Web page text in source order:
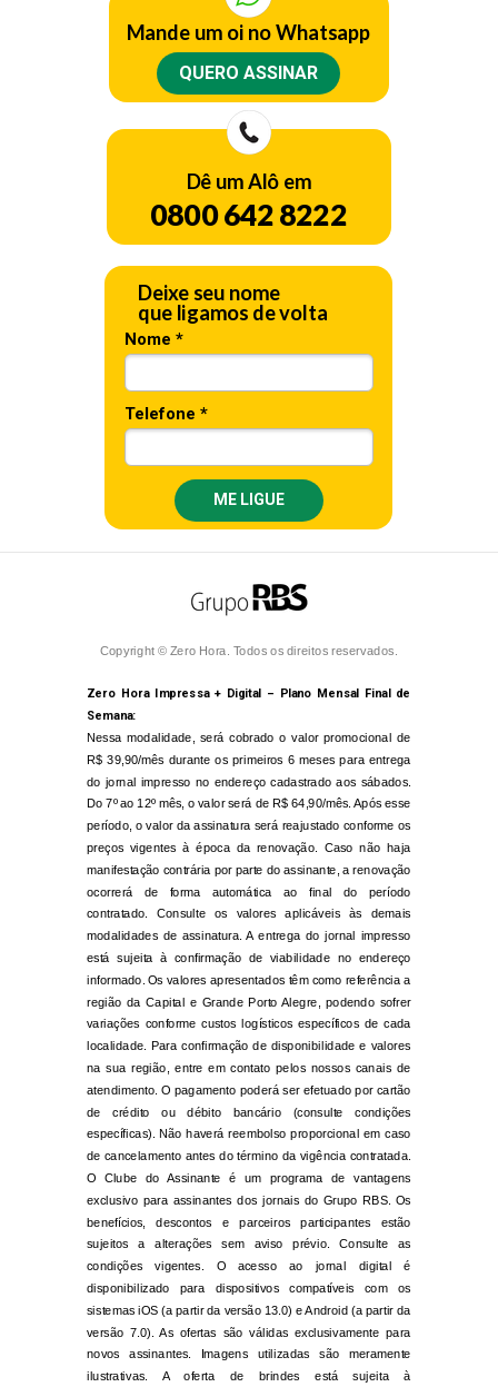
Zero Hora Impressa + Digital – Plano Mensal Final de
Semana:
Nessa modalidade, será cobrado o valor promocional de
R$ 39,90/mês durante os primeiros 6 meses para entrega
do jornal impresso no endereço cadastrado aos sábados.
Do 7º ao 12º mês, o valor será de R$ 64,90/mês. Após esse
período, o valor da assinatura será reajustado conforme os
preços vigentes à época da renovação. Caso não haja
manifestação contrária por parte do assinante, a renovação
ocorrerá de forma automática ao final do período
contratado. Consulte os valores aplicáveis às demais
modalidades de assinatura. A entrega do jornal impresso
está sujeita à confirmação de viabilidade no endereço
informado. Os valores apresentados têm como referência a
região da Capital e Grande Porto Alegre, podendo sofrer
variações conforme custos logísticos específicos de cada
localidade. Para confirmação de disponibilidade e valores
na sua região, entre em contato pelos nossos canais de
atendimento. O pagamento poderá ser efetuado por cartão
de crédito ou débito bancário (consulte condições
específicas). Não haverá reembolso proporcional em caso
de cancelamento antes do término da vigência contratada.
O Clube do Assinante é um programa de vantagens
exclusivo para assinantes dos jornais do Grupo RBS. Os
benefícios, descontos e parceiros participantes estão
sujeitos a alterações sem aviso prévio. Consulte as
condições vigentes. O acesso ao jornal digital é
disponibilizado para dispositivos compatíveis com os
sistemas iOS (a partir da versão 13.0) e Android (a partir da
versão 7.0). As ofertas são válidas exclusivamente para
novos assinantes. Imagens utilizadas são meramente
ilustrativas. A oferta de brindes está sujeita à
Copyright © Zero Hora. Todos os direitos reservados.
Mande um oi no Whatsapp
QUERO ASSINAR
Dê um Alô em
0800 642 8222
Deixe seu nome
que ligamos de volta
Nome *
Telefone *
ME LIGUE